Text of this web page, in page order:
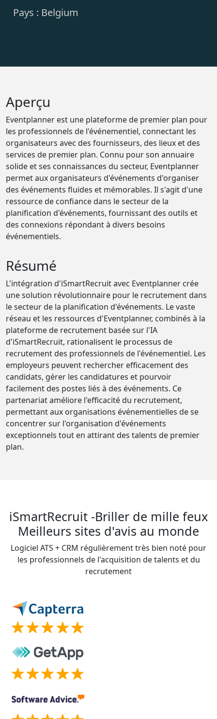
Pays : Belgium
Aperçu
Eventplanner est une plateforme de premier plan pour
les professionnels de l'événementiel, connectant les
organisateurs avec des fournisseurs, des lieux et des
services de premier plan. Connu pour son annuaire
solide et ses connaissances du secteur, Eventplanner
permet aux organisateurs d'événements d'organiser
des événements fluides et mémorables. Il s'agit d'une
ressource de confiance dans le secteur de la
planification d'événements, fournissant des outils et
des connexions répondant à divers besoins
événementiels.
Résumé
L'intégration d'iSmartRecruit avec Eventplanner crée
une solution révolutionnaire pour le recrutement dans
le secteur de la planification d'événements. Le vaste
réseau et les ressources d'Eventplanner, combinés à la
plateforme de recrutement basée sur l'IA
d'iSmartRecruit, rationalisent le processus de
recrutement des professionnels de l'événementiel. Les
employeurs peuvent rechercher efficacement des
candidats, gérer les candidatures et pourvoir
facilement des postes liés à des événements. Ce
partenariat améliore l'efficacité du recrutement,
permettant aux organisations événementielles de se
concentrer sur l'organisation d'événements
exceptionnels tout en attirant des talents de premier
plan.
iSmartRecruit -Briller de mille feux
Meilleurs sites d'avis au monde
Logiciel ATS + CRM régulièrement très bien noté pour
les professionnels de l'acquisition de talents et du
recrutement